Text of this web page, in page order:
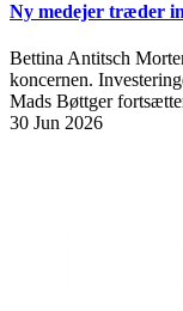
Ny medejer træder
Bettina Antitsch
koncernen.
Mads Bøttger
30 Jun 2026